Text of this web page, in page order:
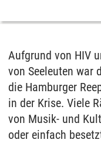
Auf­grund von HIV
von See­leu­ten war
die Ham­bur­ger
in der Kri­se. Vie­le
von Mu­sik- und
oder ein­fach